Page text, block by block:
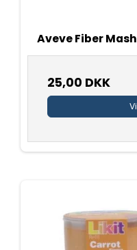
Aveve Fiber
25,00 DKK